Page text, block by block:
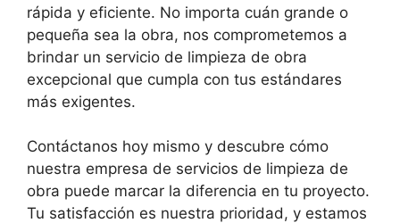
rápida y eficiente. No importa cuán grande o
pequeña sea la obra, nos comprometemos a
brindar un servicio de limpieza de obra
excepcional que cumpla con tus estándares
más exigentes.
Contáctanos hoy mismo y descubre cómo
nuestra empresa de servicios de limpieza de
obra puede marcar la diferencia en tu proyecto.
Tu satisfacción es nuestra prioridad, y estamos